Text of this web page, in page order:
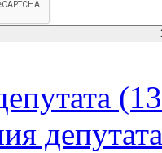
депутата